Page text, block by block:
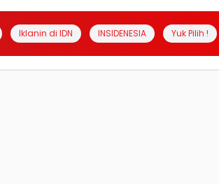
Iklanin di IDN INSIDENESIA Yuk Pilih !